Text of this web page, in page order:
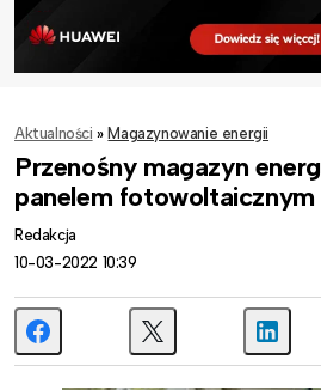
Aktualności » Magazynowanie energii
Przenośny magazyn
panelem fotowoltaicznym
Redakcja
10-03-2022 10:39